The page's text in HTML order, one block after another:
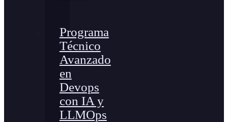
Programa
Técnico
Avanzado
en
Devops
con IA y
LLMOps